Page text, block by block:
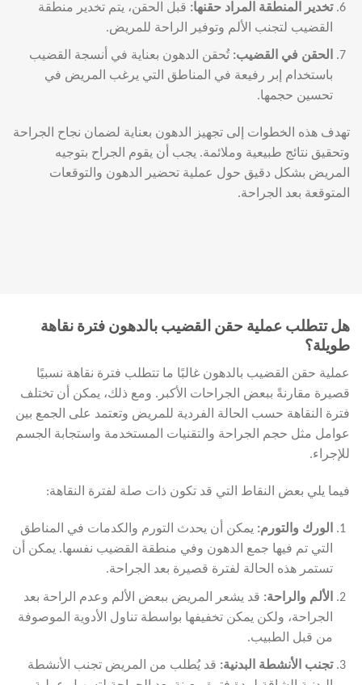
تخدير المنطقة المراد حقنها: قبل الحقن، يتم تخدير منطقة
القضيب لتجنب الألم وتوفير الراحة للمريض.
الحقن في القضيب: تُحقن الدهون بعناية في أنسجة القضيب
باستخدام إبر رفيعة في المناطق التي يرغب المريض في
تحسين حجمها.
تهدف هذه الخطوات إلى تجهيز الدهون بعناية لضمان نجاح الجراحة
وتحقيق نتائج طبيعية وملائمة. يجب أن يقوم الجراح بتوجيه
المريض بشكل دقيق حول عملية تحضير الدهون والتوقعات
المتوقعة بعد الجراحة.
هل تتطلب عملية حقن القضيب بالدهون فترة نقاهة
طويلة؟
عملية حقن القضيب بالدهون غالبًا ما تتطلب فترة نقاهة نسبيًا
قصيرة مقارنةً ببعض الجراحات الأكبر. ومع ذلك، يمكن أن تختلف
فترة النقاهة حسب الحالة الفردية للمريض وتعتمد على الجمع بين
عوامل مثل حجم الجراحة والتقنيات المستخدمة واستجابة الجسم
للإجراء.
فيما يلي بعض النقاط التي قد تكون ذات صلة لفترة النقاهة:
الورك والتورم: يمكن أن يحدث التورم والكدمات في المناطق
التي تم فيها جمع الدهون وفي منطقة القضيب نفسها. يمكن أن
تستمر هذه الحالة لفترة قصيرة بعد الجراحة.
الألم والراحة: قد يشعر المريض ببعض الألم وعدم الراحة بعد
الجراحة، ولكن يمكن تخفيفها بواسطة تناول الأدوية الموصوفة
من قبل الطبيب.
تجنب الأنشطة البدنية: قد يُطلب من المريض تجنب الأنشطة